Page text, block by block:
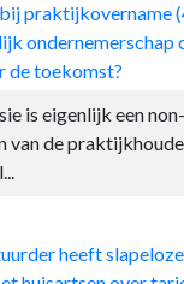
praktijkovername
ondernemerschap
de toekomst?
is eigenlijk een
van de
heeft